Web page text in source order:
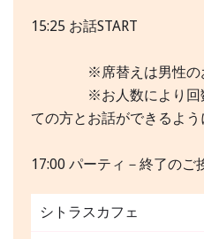
15:25 お話START
※席替えは男性のお
※お人数により回数
ての方とお話ができるよ
17:00 パーティ－終了のご
シトラスカフェ